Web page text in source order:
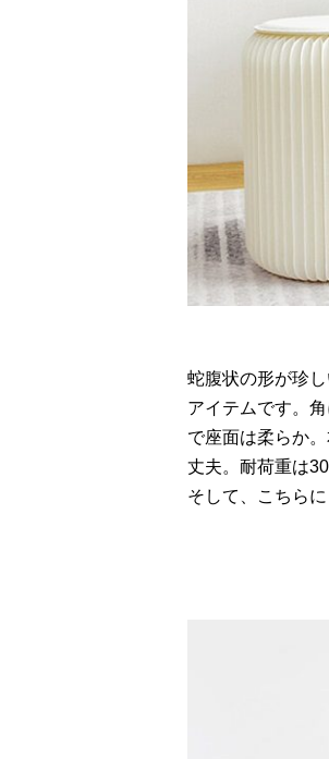
蛇腹状の形が珍
アイテムです。
で座面は柔らか
丈夫。耐荷重は
そして、こちら